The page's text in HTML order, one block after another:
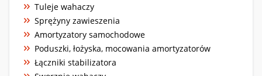
Tuleje wahaczy
Sprężyny zawieszenia
Amortyzatory samochodowe
Poduszki, łożyska, mocowania amortyzatorów
Łączniki stabilizatora